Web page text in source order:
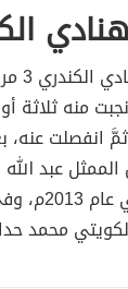
منه ثلاثة
انفصلت عنه،
عبد
محمد